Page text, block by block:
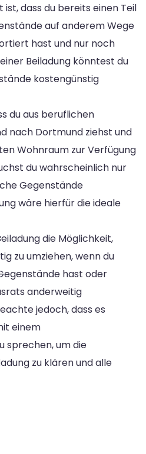
dass du bereits einen Teil
auf anderem Wege
hast und nur noch
Beiladung könntest du
kostengünstig
du aus beruflichen
nach Dortmund ziehst und
Wohnraum zur Verfügung
du wahrscheinlich nur
Gegenstände
wäre hierfür die ideale
die Möglichkeit,
zu umziehen, wenn du
hast oder
anderweitig
jedoch, dass es
einem
sprechen, um die
zu klären und alle